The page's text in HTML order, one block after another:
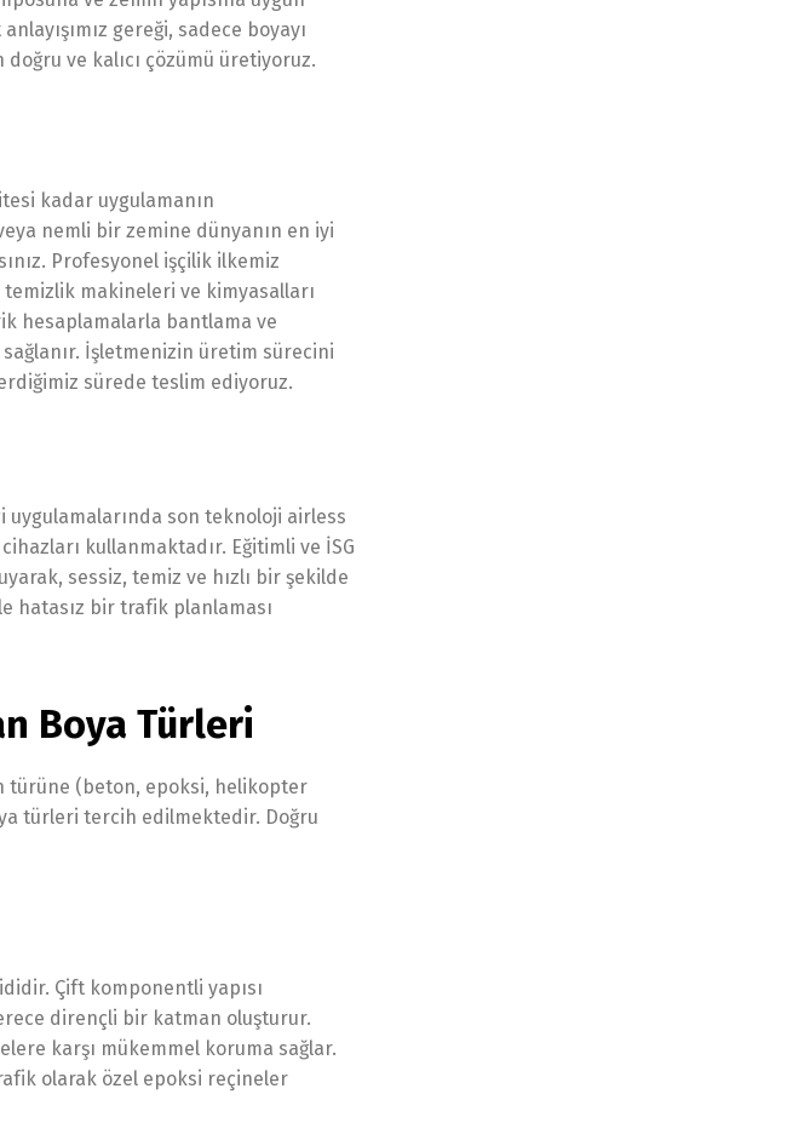
gereği, sadece boyayı
ve kalıcı çözümü üretiyoruz.
kadar uygulamanın
nemli bir zemine dünyanın en iyi
Profesyonel işçilik ilkemiz
makineleri ve kimyasalları
hesaplamalarla bantlama ve
İşletmenizin üretim sürecini
sürede teslim ediyoruz.
uygulamalarında son teknoloji airless
kullanmaktadır. Eğitimli ve İSG
sessiz, temiz ve hızlı bir şekilde
hatasız bir trafik planlaması
Boya Türleri
türüne (beton, epoksi, helikopter
türleri tercih edilmektedir. Doğru
Çift komponentli yapısı
dirençli bir katman oluşturur.
karşı mükemmel koruma sağlar.
olarak özel epoksi reçineler